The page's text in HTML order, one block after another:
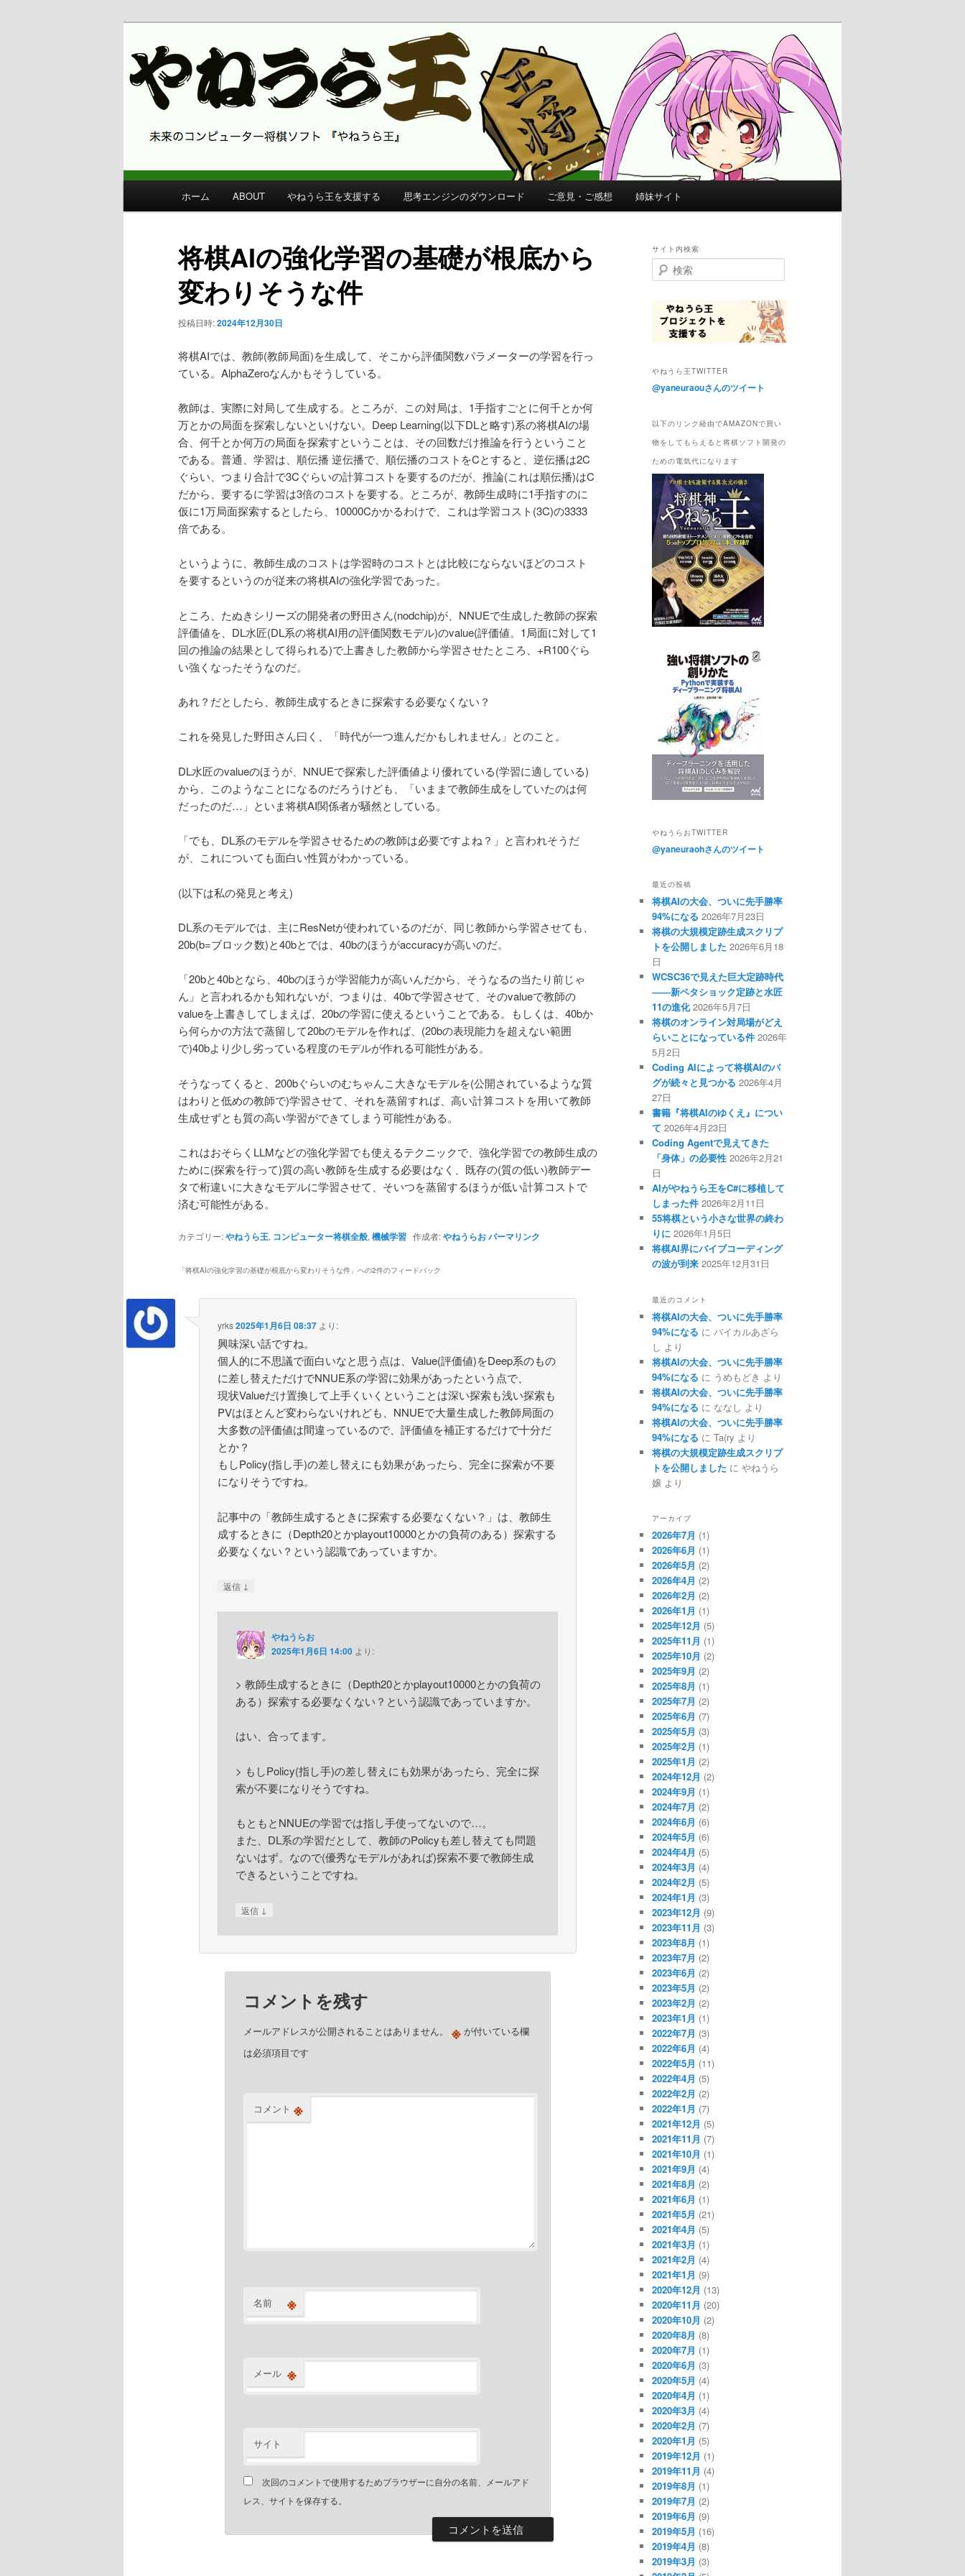
やねうら王 公式サイト
メ
ン
コ
テ
ン
ツ
へ
移
ホーム ABOUT やねうら王を支援する 思考エンジンのダウンロード ご意見・ご感想 姉妹サイト
将棋AIの強化学習の基礎が根底から
変わりそうな件
投稿日時:2024年12月30日
将棋AIでは、教師(教師局面)を生成して、そこから評価関数パラメーターの学習を行っ
ている。AlphaZeroなんかもそうしている。
教師は、実際に対局して生成する。ところが、この対局は、1手指すごとに何千とか何
万とかの局面を探索しないといけない。Deep Learning(以下DLと略す)系の将棋AIの場
合、何千とか何万の局面を探索すということは、その回数だけ推論を行うということ
である。普通、学習は、順伝播 逆伝播で、順伝播のコストをCとすると、逆伝播は2C
ぐらい、つまり合計で3Cぐらいの計算コストを要するのだが、推論(これは順伝播)はC
だから、要するに学習は3倍のコストを要する。ところが、教師生成時に1手指すのに
仮に1万局面探索するとしたら、10000Cかかるわけで、これは学習コスト(3C)の3333
倍である。
というように、教師生成のコストは学習時のコストとは比較にならないほどのコスト
を要するというのが従来の将棋AIの強化学習であった。
ところ、たぬきシリーズの開発者の野田さん(nodchip)が、NNUEで生成した教師の探索
評価値を、DL水匠(DL系の将棋AI用の評価関数モデル)のvalue(評価値。1局面に対して1
回の推論の結果として得られる)で上書きした教師から学習させたところ、+R100ぐら
い強くなったそうなのだ。
あれ？だとしたら、教師生成するときに探索する必要なくない？
これを発見した野田さん曰く、「時代が一つ進んだかもしれません」とのこと。
DL水匠のvalueのほうが、NNUEで探索した評価値より優れている(学習に適している)
から、このようなことになるのだろうけども、「いままで教師生成をしていたのは何
だったのだ…」といま将棋AI関係者が騒然としている。
「でも、DL系のモデルを学習させるための教師は必要ですよね？」と言われそうだ
が、これについても面白い性質がわかっている。
(以下は私の発見と考え)
DL系のモデルでは、主にResNetが使われているのだが、同じ教師から学習させても、
20b(b=ブロック数)と40bとでは、40bのほうがaccuracyが高いのだ。
「20bと40bとなら、40bのほうが学習能力が高いんだから、そうなるの当たり前じゃ
ん」と言われるかも知れないが、つまりは、40bで学習させて、そのvalueで教師の
valueを上書きしてしまえば、20bの学習に使えるということである。もしくは、40bか
ら何らかの方法で蒸留して20bのモデルを作れば、(20bの表現能力を超えない範囲
で)40bより少し劣っている程度のモデルが作れる可能性がある。
そうなってくると、200bぐらいのむちゃんこ大きなモデルを(公開されているような質
はわりと低めの教師で)学習させて、それを蒸留すれば、高い計算コストを用いて教師
生成せずとも質の高い学習ができてしまう可能性がある。
これはおそらくLLMなどの強化学習でも使えるテクニックで、強化学習での教師生成の
ために(探索を行って)質の高い教師を生成する必要はなく、既存の(質の低い)教師デー
タで桁違いに大きなモデルに学習させて、そいつを蒸留するほうが低い計算コストで
済む可能性がある。
カテゴリー:やねうら王, コンピューター将棋全般,機械学習 作成者:やねうらおパーマリンク
「将棋AIの強化学習の基礎が根底から変わりそうな件 」への2件のフィードバック
yrks 2025年1月6日 08:37 より:
興味深い話ですね。
個人的に不思議で面白いなと思う点は、Value(評価値)をDeep系のもの
に差し替えただけでNNUE系の学習に効果があったという点で、
現状Valueだけ置換して上手くいくということは深い探索も浅い探索も
PVはほとんど変わらないけれども、NNUEで大量生成した教師局面の
大多数の評価値は間違っているので、評価値を補正するだけで十分だ
とか？
もしPolicy(指し手)の差し替えにも効果があったら、完全に探索が不要
になりそうですね。
記事中の「教師生成するときに探索する必要なくない？」は、教師生
成するときに（Depth20とかplayout10000とかの負荷のある）探索する
必要なくない？という認識であっていますか。
返信 ↓
やねうらお
2025年1月6日 14:00 より:
> 教師生成するときに（Depth20とかplayout10000とかの負荷の
ある）探索する必要なくない？という認識であっていますか。
はい、合ってます。
> もしPolicy(指し手)の差し替えにも効果があったら、完全に探
索が不要になりそうですね。
もともとNNUEの学習では指し手使ってないので…。
また、DL系の学習だとして、教師のPolicyも差し替えても問題
ないはず。なので(優秀なモデルがあれば)探索不要で教師生成
できるということですね。
返信 ↓
コメントを残す
メールアドレスが公開されることはありません。 ※が付いている欄
は必須項目です
コメント ※
名前 ※
メール ※
サイト
次回のコメントで使用するためブラウザーに自分の名前、メールアド
レス、サイトを保存する。
サイト内検索
検
索
やねうら王TWITTER
@yaneuraouさんのツイート
以下のリンク経由でAMAZONで買い
物をしてもらえると将棋ソフト開発の
ための電気代になります
やねうらおTWITTER
@yaneuraohさんのツイート
最近の投稿
将棋AIの大会、ついに先手勝率
94%になる 2026年7月23日
将棋の大規模定跡生成スクリプ
トを公開しました 2026年6月18
日
WCSC36で見えた巨大定跡時代
――新ペタショック定跡と水匠
11の進化 2026年5月7日
将棋のオンライン対局場がどえ
らいことになっている件 2026年
5月2日
Coding AIによって将棋AIのバ
グが続々と見つかる 2026年4月
27日
書籍『将棋AIのゆくえ』につい
て 2026年4月23日
Coding Agentで見えてきた
「身体」の必要性 2026年2月21
日
AIがやねうら王をC#に移植して
しまった件 2026年2月11日
55将棋という小さな世界の終わ
りに 2026年1月5日
将棋AI界にバイブコーディング
の波が到来 2025年12月31日
最近のコメント
将棋AIの大会、ついに先手勝率
94%になる に バイカルあざら
し より
将棋AIの大会、ついに先手勝率
94%になる に うめもどき より
将棋AIの大会、ついに先手勝率
94%になる に ななし より
将棋AIの大会、ついに先手勝率
94%になる に Ta(ry より
将棋の大規模定跡生成スクリプ
トを公開しました に やねうら
嬢 より
アーカイブ
2026年7月 (1)
2026年6月 (1)
2026年5月 (2)
2026年4月 (2)
2026年2月 (2)
2026年1月 (1)
2025年12月 (5)
2025年11月 (1)
2025年10月 (2)
2025年9月 (2)
2025年8月 (1)
2025年7月 (2)
2025年6月 (7)
2025年5月 (3)
2025年2月 (1)
2025年1月 (2)
2024年12月 (2)
2024年9月 (1)
2024年7月 (2)
2024年6月 (6)
2024年5月 (6)
2024年4月 (5)
2024年3月 (4)
2024年2月 (5)
2024年1月 (3)
2023年12月 (9)
2023年11月 (3)
2023年8月 (1)
2023年7月 (2)
2023年6月 (2)
2023年5月 (2)
2023年2月 (2)
2023年1月 (1)
2022年7月 (3)
2022年6月 (4)
2022年5月 (11)
2022年4月 (5)
2022年2月 (2)
2022年1月 (7)
2021年12月 (5)
2021年11月 (7)
2021年10月 (1)
2021年9月 (4)
2021年8月 (2)
2021年6月 (1)
2021年5月 (21)
2021年4月 (5)
2021年3月 (1)
2021年2月 (4)
2021年1月 (9)
2020年12月 (13)
2020年11月 (20)
2020年10月 (2)
2020年8月 (8)
2020年7月 (1)
2020年6月 (3)
2020年5月 (4)
2020年4月 (1)
2020年3月 (4)
2020年2月 (7)
2020年1月 (5)
2019年12月 (1)
2019年11月 (4)
2019年8月 (1)
2019年7月 (2)
2019年6月 (9)
2019年5月 (16)
2019年4月 (8)
2019年3月 (3)